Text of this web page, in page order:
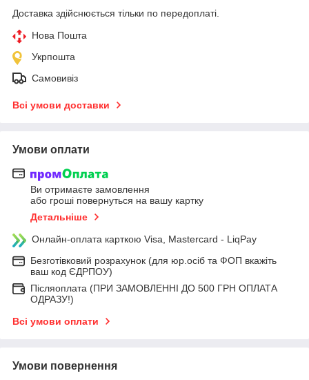
Доставка здійснюється тільки по передоплаті.
Нова Пошта
Укрпошта
Самовивіз
Всі умови доставки
Умови оплати
Ви отримаєте замовлення
або гроші повернуться на вашу картку
Детальніше
Онлайн-оплата карткою Visa, Mastercard - LiqPay
Безготівковий розрахунок (для юр.осіб та ФОП вкажіть
ваш код ЄДРПОУ)
Післяоплата (ПРИ ЗАМОВЛЕННІ ДО 500 ГРН ОПЛАТА
ОДРАЗУ!)
Всі умови оплати
Умови повернення